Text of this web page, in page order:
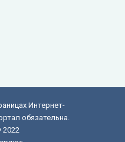
Интернет-
обязательна.